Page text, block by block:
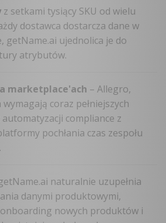
z setkami tysiący SKU od wielu
dostawca dostarcza dane w
getName.ai ujednolica je do
atrybutów.
marketplace'ach – Allegro,
coraz pełniejszych
compliance z
pochłania czas zespołu
naturalnie uzupełnia
danymi produktowymi,
nowych produktów i